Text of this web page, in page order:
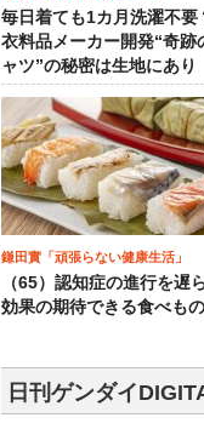
毎日着ても1カ月洗濯不要
衣料品メーカー開発“奇跡
ャツ”の秘密は生地にあり
鎌田實「頑張らない健康生活」
（65）認知症の進行を遅
効果の期待できる食べもの
日刊ゲンダイ